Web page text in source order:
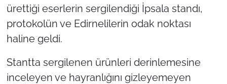
ürettiği eserlerin sergilendiği İpsala standı,
protokolün ve Edirnelilerin odak noktası
haline geldi.
Stantta sergilenen ürünleri derinlemesine
inceleyen ve hayranlığını gizleyemeyen